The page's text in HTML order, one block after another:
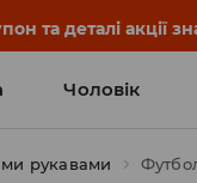
та деталі акції
Чоловік
рукавами